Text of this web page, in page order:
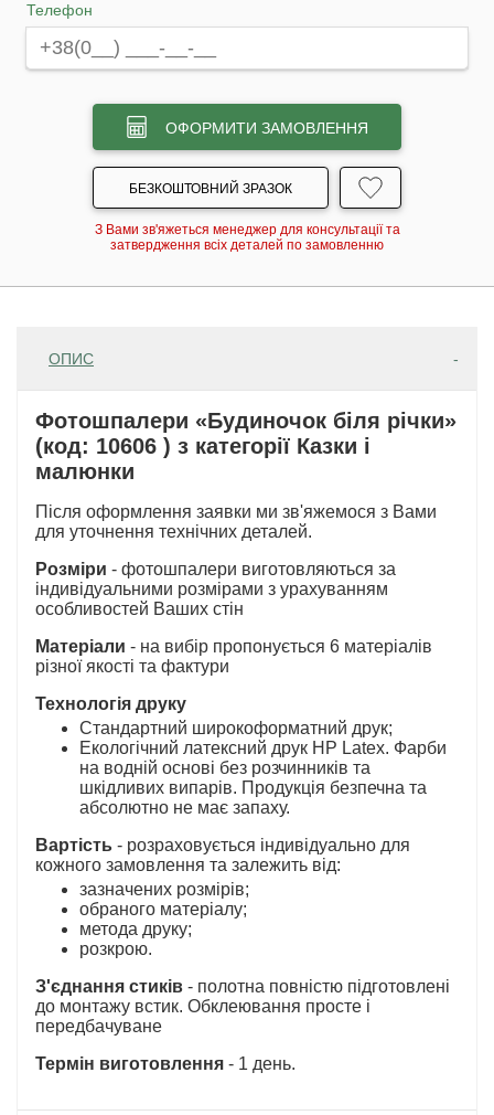
Телефон
ОФОРМИТИ ЗАМОВЛЕННЯ
БЕЗКОШТОВНИЙ ЗРАЗОК
З Вами зв'яжеться менеджер для консультації та
затвердження всіх деталей по замовленню
ОПИС
Фотошпалери «Будиночок біля річки»
(код: 10606 ) з категорії Казки і
малюнки
Після оформлення заявки ми зв'яжемося з Вами
для уточнення технічних деталей.
Розміри - фотошпалери виготовляються за
індивідуальними розмірами з урахуванням
особливостей Ваших стін
Матеріали - на вибір пропонується 6 матеріалів
різної якості та фактури
Технологія друку
Стандартний широкоформатний друк;
Екологічний латексний друк HP Latex. Фарби
на водній основі без розчинників та
шкідливих випарів. Продукція безпечна та
абсолютно не має запаху.
Вартість - розраховується індивідуально для
кожного замовлення та залежить від:
зазначених розмірів;
обраного матеріалу;
метода друку;
розкрою.
З'єднання стиків - полотна повністю підготовлені
до монтажу встик. Обклеювання просте і
передбачуване
Термін виготовлення - 1 день.